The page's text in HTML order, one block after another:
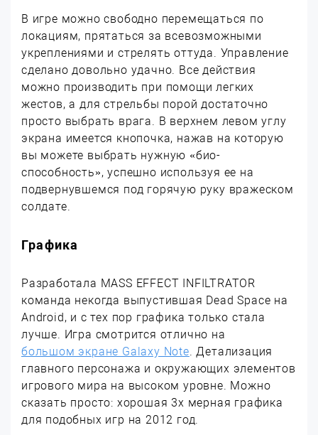
В игре можно свободно перемещаться по
локациям, прятаться за всевозможными
укреплениями и стрелять оттуда. Управление
сделано довольно удачно. Все действия
можно производить при помощи легких
жестов, а для стрельбы порой достаточно
просто выбрать врага. В верхнем левом углу
экрана имеется кнопочка, нажав на которую
вы можете выбрать нужную «био-
способность», успешно используя ее на
подвернувшемся под горячую руку вражеском
солдате.
Графика
Разработала MASS EFFECT INFILTRATOR
команда некогда выпустившая Dead Space на
Android, и с тех пор графика только стала
лучше. Игра смотрится отлично на
большом экране Galaxy Note. Детализация
главного персонажа и окружающих элементов
игрового мира на высоком уровне. Можно
сказать просто: хорошая 3х мерная графика
для подобных игр на 2012 год.